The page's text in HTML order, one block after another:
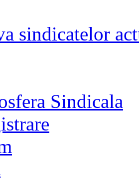
sindicatelor
Sindicala